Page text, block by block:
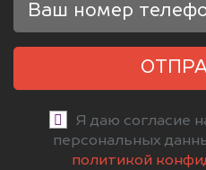
Я даю согласие
персональных
политикой